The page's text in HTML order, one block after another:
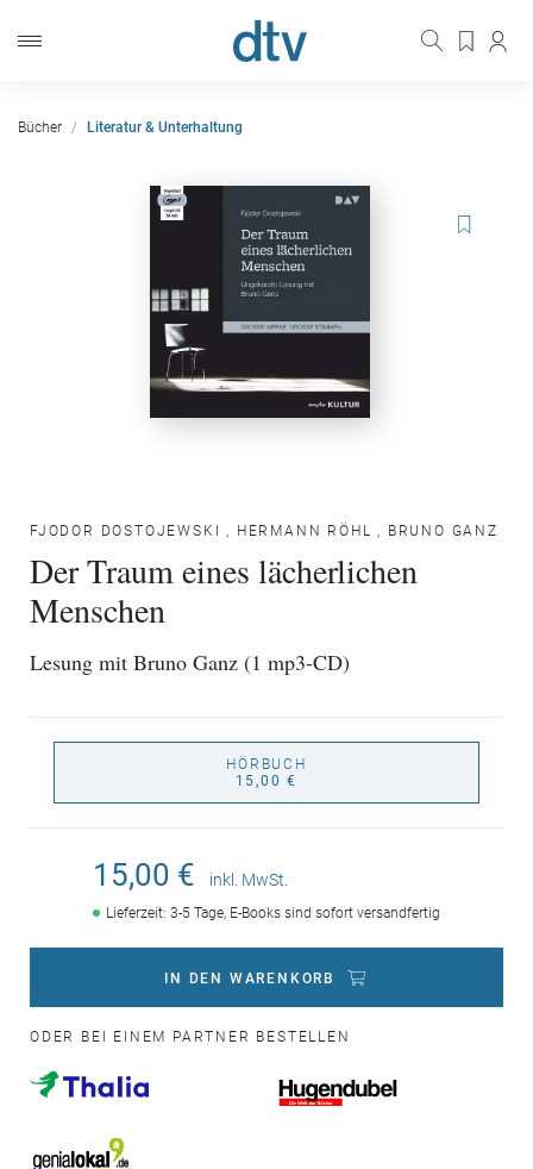
Bücher Literatur & Unterhaltung
FJODOR DOSTOJEWSKI , HERMANN RÖHL , BRUNO GANZ
Der Traum eines lächerlichen
Menschen
Lesung mit Bruno Ganz (1 mp3-CD)
HÖRBUCH
15,00 €
15,00 € inkl. MwSt.
Lieferzeit: 3-5 Tage, E-Books sind sofort versandfertig
IN DEN WARENKORB
ODER BEI EINEM PARTNER BESTELLEN